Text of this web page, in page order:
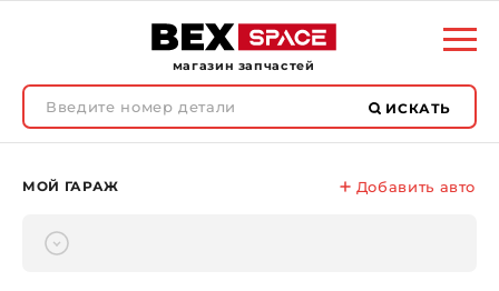
магазин запчастей
ИСКАТЬ
МОЙ ГАРАЖ Добавить авто